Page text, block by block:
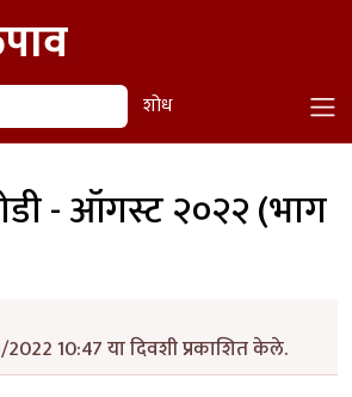
शोध
- ऑगस्ट २०२२ (भाग
2022 10:47 या दिवशी प्रकाशित केले.